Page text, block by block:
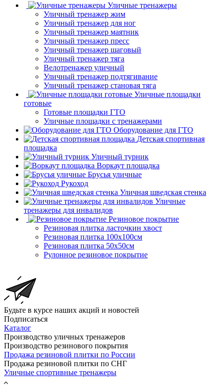
Уличные тренажеры
Уличный тренажер жим
Уличный тренажер для ног
Уличный тренажер маятник
Уличный тренажер пресс
Уличный тренажер шаговый
Уличный тренажер тяга
Велотренажер уличный
Уличный тренажер подтягивание
Уличный тренажер становая тяга
Уличные площадки
готовые
Готовые площадки ГТО
Уличные площадки с тренажерами
Оборудование для ГТО
Детская спортивная
площадка
Уличный турник
Воркаут площадка
Брусья уличные
Рукоход
Уличная шведская стенка
Уличные
тренажеры для инвалидов
Резиновое покрытие
Резиновая плитка ласточкин хвост
Резиновая плитка 100х100см
Резиновая плитка 50х50см
Рулонное резиновое покрытие
Будьте в курсе наших акций и новостей
Подписаться
Каталог
Производство уличных тренажеров
Производство резинового покрытия
Продажа резиновой плитки по России
Продажа резиновой плитки по СНГ
Уличные спортивные тренажеры